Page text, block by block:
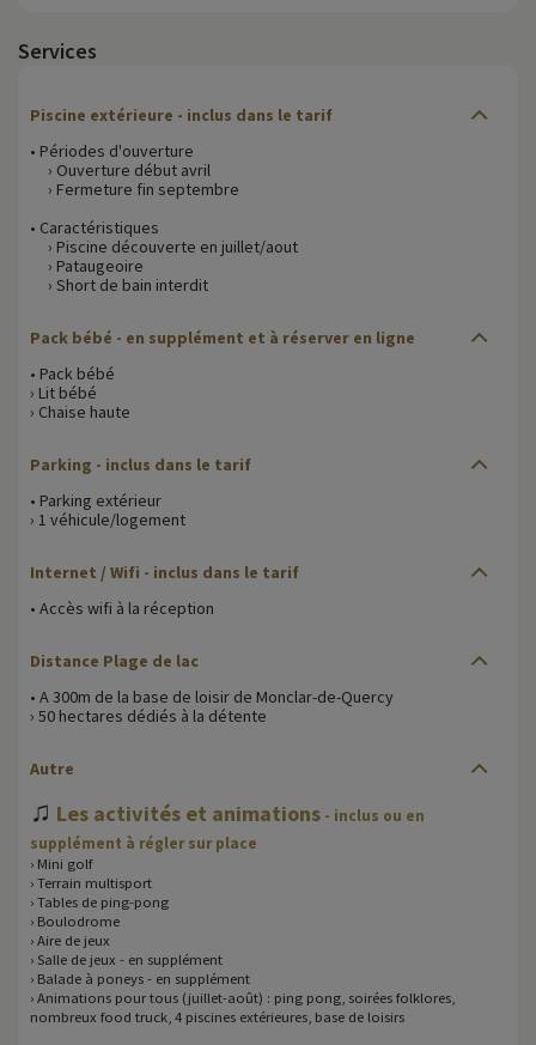
Services
Piscine extérieure - inclus dans le tarif
• Périodes d'ouverture
› Ouverture début avril
› Fermeture fin septembre
• Caractéristiques
› Piscine découverte en juillet/aout
› Pataugeoire
› Short de bain interdit
Pack bébé - en supplément et à réserver en ligne
• Pack bébé
› Lit bébé
› Chaise haute
Parking - inclus dans le tarif
• Parking extérieur
› 1 véhicule/logement
Internet / Wifi - inclus dans le tarif
• Accès wifi à la réception
Distance Plage de lac
• A 300m de la base de loisir de Monclar-de-Quercy
› 50 hectares dédiés à la détente
Autre
♫ Les activités et animations - inclus ou en
supplément à régler sur place
› Mini golf
› Terrain multisport
› Tables de ping-pong
› Boulodrome
› Aire de jeux
› Salle de jeux - en supplément
› Balade à poneys - en supplément
› Animations pour tous (juillet-août) : ping pong, soirées folklores,
nombreux food truck, 4 piscines extérieures, base de loisirs